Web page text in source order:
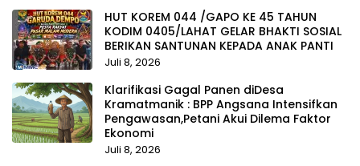
HUT KOREM 044 /GAPO KE 45 TAHUN
KODIM 0405/LAHAT GELAR BHAKTI SOSIAL
BERIKAN SANTUNAN KEPADA ANAK PANTI
Juli 8, 2026
Klarifikasi Gagal Panen diDesa
Kramatmanik : BPP Angsana Intensifkan
Pengawasan,Petani Akui Dilema Faktor
Ekonomi
Juli 8, 2026